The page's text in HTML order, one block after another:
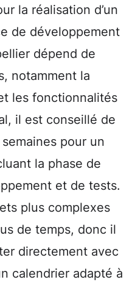
la réalisation d’un
de développement
dépend de
notamment la
les fonctionnalités
il est conseillé de
pour un
la phase de
et de tests.
plus complexes
de temps, donc il
directement avec
calendrier adapté à